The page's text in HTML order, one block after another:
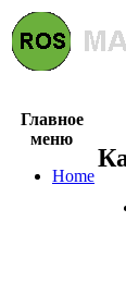
Главное
меню
Home